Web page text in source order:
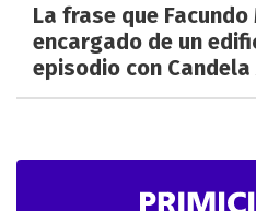
La frase que
encargado de un
episodio con